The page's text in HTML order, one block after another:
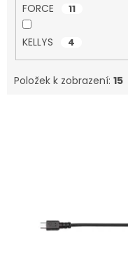
FORCE 11
KELLYS 4
Položek k zobrazení: 15